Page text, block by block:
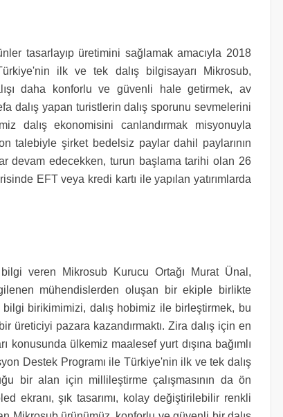
tasarlayıp üretimini sağlamak amacıyla 2018
ilk ve tek dalış bilgisayarı Mikrosub,
daha konforlu ve güvenli hale getirmek, av
dalış yapan turistlerin dalış sporunu sevmelerini
dalış ekonomisini canlandırmak misyonuyla
talebiyle şirket bedelsiz paylar dahil paylarının
devam edecekken, turun başlama tarihi olan 26
EFT veya kredi kartı ile yapılan yatırımlarda
veren Mikrosub Kurucu Ortağı Murat Ünal,
mühendislerden oluşan bir ekiple birlikte
bilgi birikimimizi, dalış hobimiz ile birleştirmek, bu
üreticiyi pazara kazandırmaktı. Zira dalış için en
ülkemiz maalesef yurt dışına bağımlı
Destek Programı ile Türkiye'nin ilk ve tek dalış
bir alan için millileştirme çalışmasının da ön
ekranı, şık tasarımı, kolay değiştirilebilir renkli